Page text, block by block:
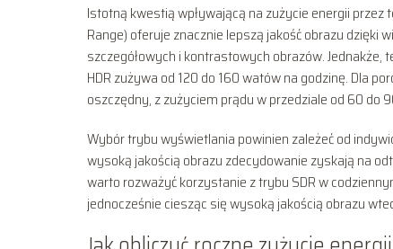
Istotną kwestią wpływającą na zużycie energii
Range) oferuje znacznie lepszą jakość obrazu
szczegółowych i kontrastowych obrazów.
HDR zużywa od 120 do 160 watów na godzinę. Dla
oszczędny, z zużyciem prądu w przedziale od 60 do
Wybór trybu wyświetlania powinien zależeć od
wysoką jakością obrazu zdecydowanie zyskają na
warto rozważyć korzystanie z trybu SDR w
jednocześnie ciesząc się wysoką jakością obrazu